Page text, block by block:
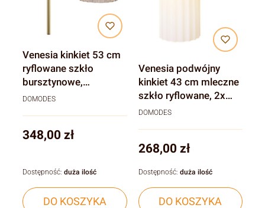
Venesia kinkiet 53 cm
ryflowane szkło
bursztynowe,
elegancki złoty E14
DOMODES
Cena
348,00 zł
DO KOSZYKA
Dostępność: duża ilość
Venesia podwójny
kinkiet 43 cm mleczne
szkło ryflowane, 2x
E14
DOMODES
Cena
268,00 zł
DO KOSZYKA
Dostępność: duża ilość